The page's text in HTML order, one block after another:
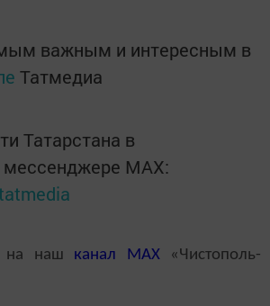
важным и интересным в
Татмедиа
Татарстана в
MАХ:
на наш канал MAX«Чистополь-